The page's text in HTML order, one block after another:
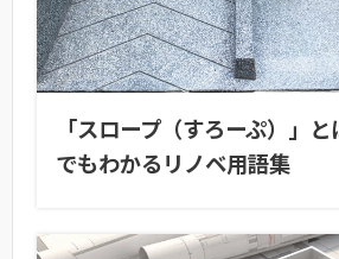
「スロープ（すろーぷ）」
でもわかるリノベ用語集